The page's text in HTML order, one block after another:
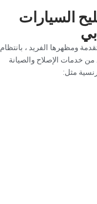
السيارات
ومظهرها الفريد ، بانتظام
خدمات الإصلاح والصيانة
مثل:‏